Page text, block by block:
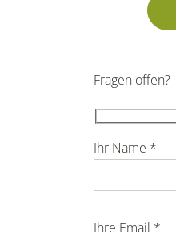
Fragen offen?
Ihr Name *
Ihre Email *